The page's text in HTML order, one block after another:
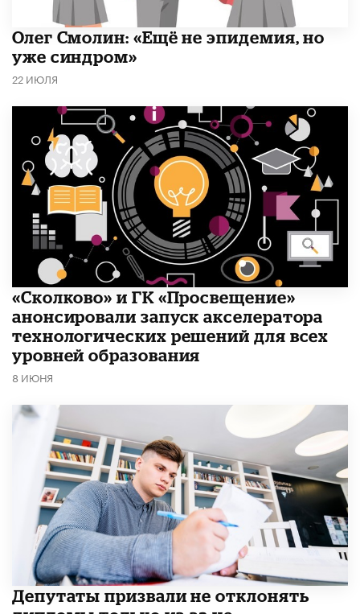
​Олег Смолин: «Ещё не эпидемия, но
уже синдром»
22 ИЮЛЯ
«Сколково» и ГК «Просвещение»
анонсировали запуск акселератора
технологических решений для всех
уровней образования
8 ИЮНЯ
Депутаты призвали не отклонять